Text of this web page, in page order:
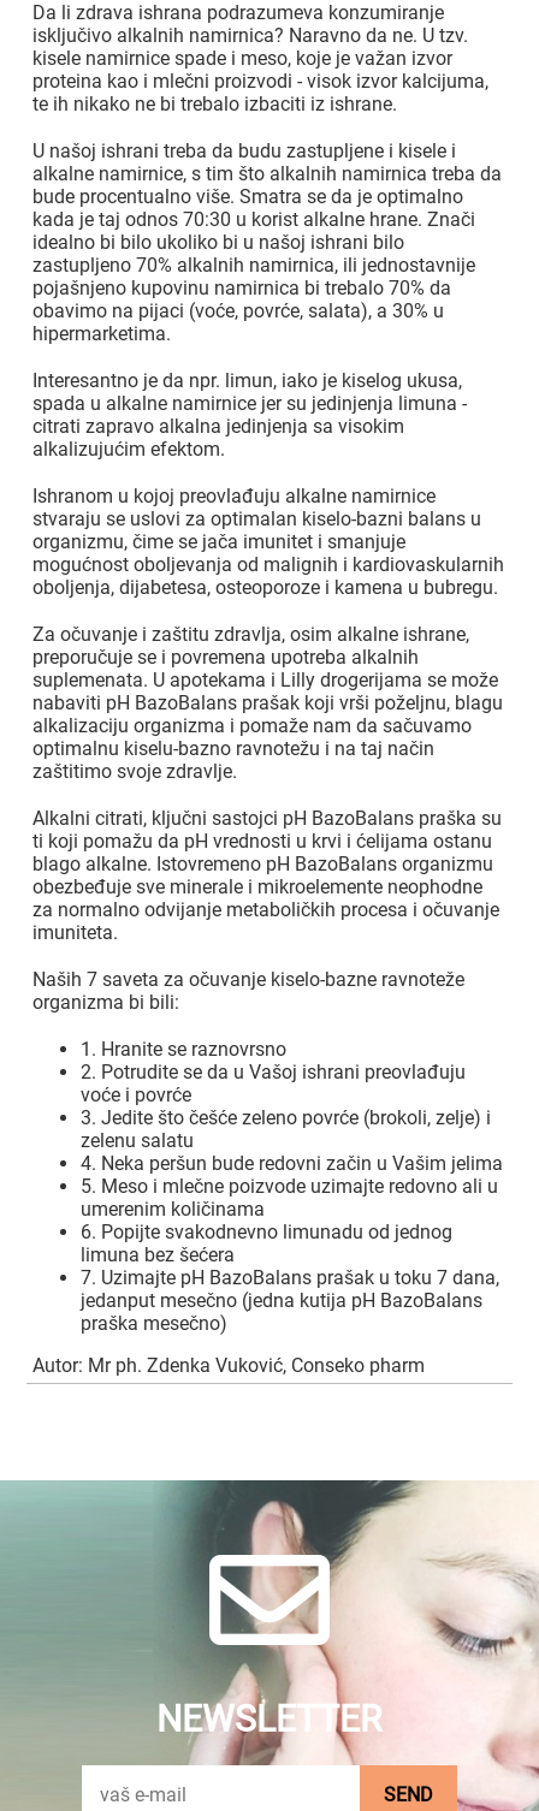
Da li zdrava ishrana podrazumeva konzumiranje
isključivo alkalnih namirnica? Naravno da ne. U tzv.
kisele namirnice spade i meso, koje je važan izvor
proteina kao i mlečni proizvodi - visok izvor kalcijuma,
te ih nikako ne bi trebalo izbaciti iz ishrane.
U našoj ishrani treba da budu zastupljene i kisele i
alkalne namirnice, s tim što alkalnih namirnica treba da
bude procentualno više. Smatra se da je optimalno
kada je taj odnos 70:30 u korist alkalne hrane. Znači
idealno bi bilo ukoliko bi u našoj ishrani bilo
zastupljeno 70% alkalnih namirnica, ili jednostavnije
pojašnjeno kupovinu namirnica bi trebalo 70% da
obavimo na pijaci (voće, povrće, salata), a 30% u
hipermarketima.
Interesantno je da npr. limun, iako je kiselog ukusa,
spada u alkalne namirnice jer su jedinjenja limuna -
citrati zapravo alkalna jedinjenja sa visokim
alkalizujućim efektom.
Ishranom u kojoj preovlađuju alkalne namirnice
stvaraju se uslovi za optimalan kiselo-bazni balans u
organizmu, čime se jača imunitet i smanjuje
mogućnost oboljevanja od malignih i kardiovaskularnih
oboljenja, dijabetesa, osteoporoze i kamena u bubregu.
Za očuvanje i zaštitu zdravlja, osim alkalne ishrane,
preporučuje se i povremena upotreba alkalnih
suplemenata. U apotekama i Lilly drogerijama se može
nabaviti pH BazoBalans prašak koji vrši poželjnu, blagu
alkalizaciju organizma i pomaže nam da sačuvamo
optimalnu kiselu-bazno ravnotežu i na taj način
zaštitimo svoje zdravlje.
Alkalni citrati, ključni sastojci pH BazoBalans praška su
ti koji pomažu da pH vrednosti u krvi i ćelijama ostanu
blago alkalne. Istovremeno pH BazoBalans organizmu
obezbeđuje sve minerale i mikroelemente neophodne
za normalno odvijanje metaboličkih procesa i očuvanje
imuniteta.
Naših 7 saveta za očuvanje kiselo-bazne ravnoteže
organizma bi bili:
1. Hranite se raznovrsno
2. Potrudite se da u Vašoj ishrani preovlađuju
voće i povrće
3. Jedite što češće zeleno povrće (brokoli, zelje) i
zelenu salatu
4. Neka peršun bude redovni začin u Vašim jelima
5. Meso i mlečne poizvode uzimajte redovno ali u
umerenim količinama
6. Popijte svakodnevno limunadu od jednog
limuna bez šećera
7. Uzimajte pH BazoBalans prašak u toku 7 dana,
jedanput mesečno (jedna kutija pH BazoBalans
praška mesečno)
Autor: Mr ph. Zdenka Vuković, Conseko pharm
NEWSLETTER
SEND